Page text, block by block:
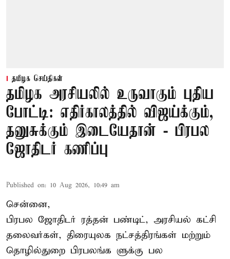
தமிழக செய்திகள்
தமிழக அரசியலில் உருவாகும் புதிய
போட்டி: எதிர்காலத்தில் விஜய்க்கும்,
தனுசுக்கும் இடையேதான் - பிரபல
ஜோதிடர் கணிப்பு
Published on: 10 Aug 2026, 10:49 am
சென்னை,
பிரபல ஜோதிடர் ரத்தன் பண்டிட், அரசியல் கட்சி
தலைவர்கள், திரையுலக நட்சத்திரங்கள் மற்றும்
தொழில்துறை பிரபலங்க ளுக்கு பல